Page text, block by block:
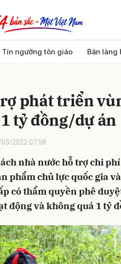
Tín ngưỡng tôn giáo Bản làng
phát triển
tỷ đồng/dự án
2022 07:58
nhà nước hỗ trợ chi
phẩm chủ lực quốc gia
có thẩm quyền phê
động và không quá 1 tỷ
Gửi bình